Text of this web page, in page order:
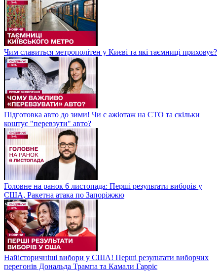
Чим славиться метрополітен у Києві та які таємниці приховує?
Підготовка авто до зими! Чи є ажіотаж на СТО та скільки
коштує "перевзути" авто?
Головне на ранок 6 листопада: Перші результати виборів у
США, Ракетна атака по Запоріжжю
Найісторичніші вибори у США! Перші результати виборчих
перегонів Дональда Трампа та Камали Гарріс